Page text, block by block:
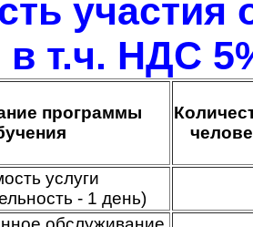
участия
в т.ч. НДС
программы
услуги
- 1 день)